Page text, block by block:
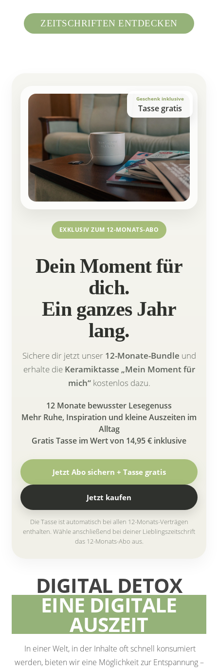
ZEITSCHRIFTEN ENTDECKEN
EXKLUSIV ZUM 12-MONATS-ABO
Dein Moment für
dich.
Ein ganzes Jahr
lang.
Sichere dir jetzt unser 12-Monate-Bundle und
erhalte die Keramiktasse „Mein Moment für
mich“kostenlos dazu.
12 Monate bewusster Lesegenuss
Mehr Ruhe, Inspiration und kleine Auszeiten im
Alltag
Gratis Tasse im Wert von 14,95 € inklusive
Jetzt Abo sichern + Tasse gratis
Jetzt kaufen
Die Tasse ist automatisch bei allen 12-Monats-Verträgen
enthalten. Wähle anschließend bei deiner Lieblingszeitschrift
das 12-Monats-Abo aus.
Geschenk inklusive
Tasse gratis
DIGITAL DETOX
EINE DIGITALE
AUSZEIT
In einer Welt, in der Inhalte oft schnell konsumiert
werden, bieten wir eine Möglichkeit zur Entspannung –